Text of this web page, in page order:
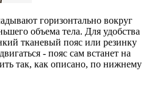
горизонтально вокруг
объема тела. Для удобства
тканевый пояс или резинку
- пояс сам встанет на
так, как описано, по нижнему